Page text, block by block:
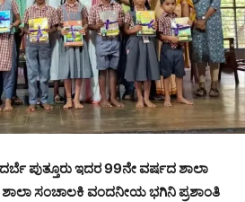
ಪುತ್ತೂರು ಇದರ 99ನೇ ವರ್ಷದ ಶಾಲಾ
ಸಂಚಾಲಕಿ ವಂದನೀಯ ಭಗಿನಿ ಪ್ರಶಾಂತಿ